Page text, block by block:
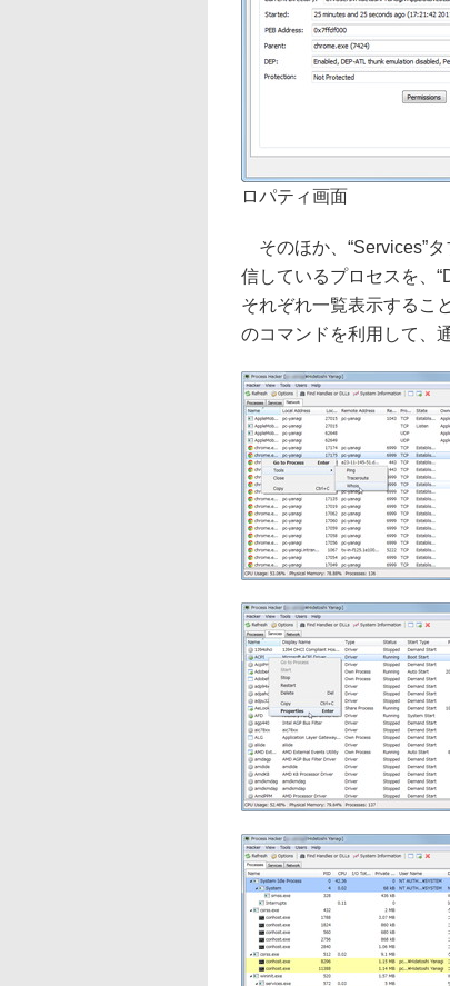
ロパティ画面
そのほか、“Services”タ
信しているプロセスを、
それぞれ一覧表示するこ
のコマンドを利用して、